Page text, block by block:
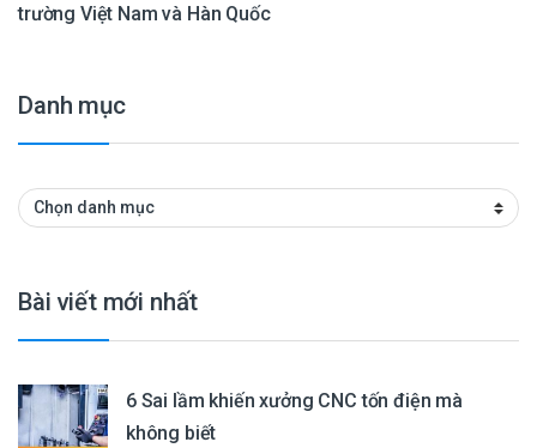
trường Việt Nam và Hàn Quốc
Danh mục
Danh mục
Bài viết mới nhất
6 Sai lầm khiến xưởng CNC tốn điện mà
không biết